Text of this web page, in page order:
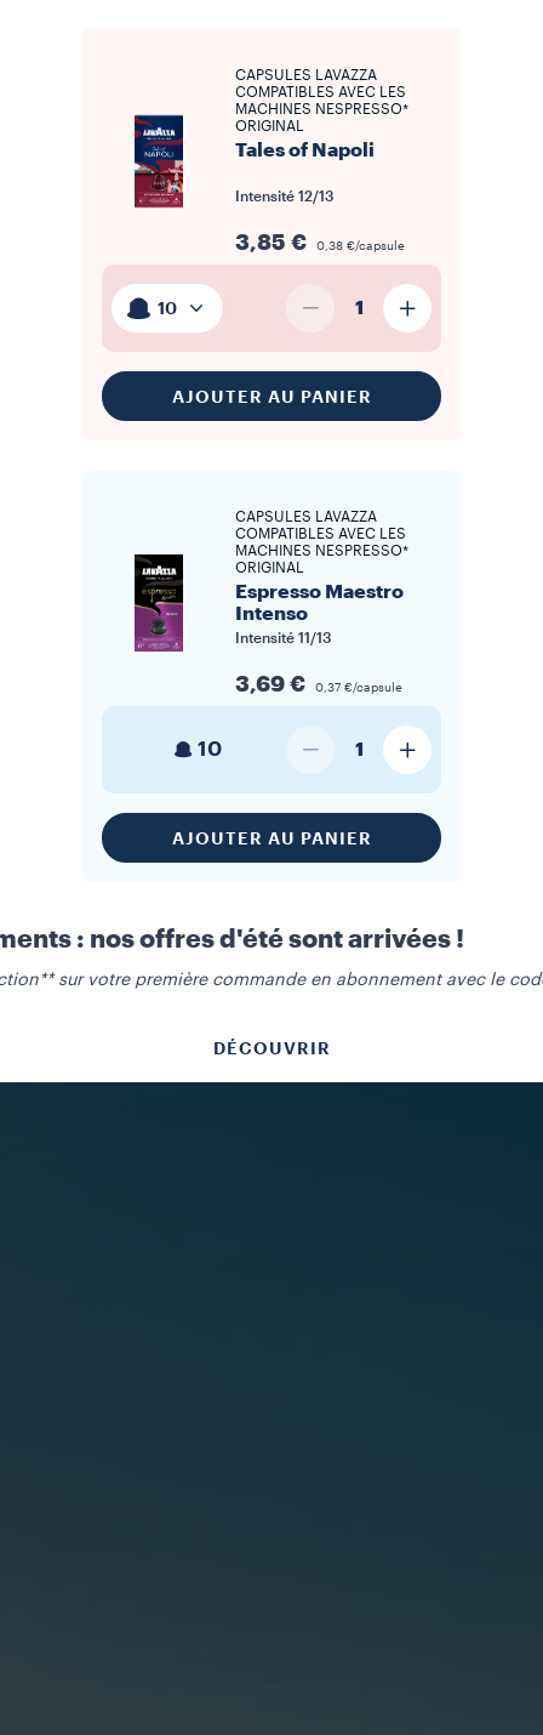
: nos offres d'été sont arrivées !
sur votre première commande en abonnement avec le
DÉCOUVRIR
CAPSULES LAVAZZA
COMPATIBLES AVEC LES
MACHINES NESPRESSO*
ORIGINAL
Tales of Napoli
Intensité 12/13
3,85 € 0,38 €/capsule
10 1
AJOUTER AU PANIER
CAPSULES LAVAZZA
COMPATIBLES AVEC LES
MACHINES NESPRESSO*
ORIGINAL
Espresso Maestro
Intenso
Intensité 11/13
3,69 € 0,37 €/capsule
10 1
AJOUTER AU PANIER